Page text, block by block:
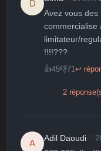
D
Avez vous
commercialise
limitateur/
!!!!???
👍45👎71↩
2
A
Adil Daoudi